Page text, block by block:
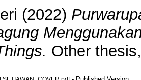
(2022)
Other